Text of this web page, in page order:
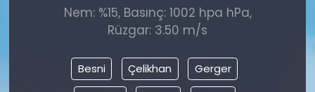
Nem: %15, Basınç: 1002 hpa hPa,
Rüzgar: 3.50 m/s
Besni Çelikhan
Gerger